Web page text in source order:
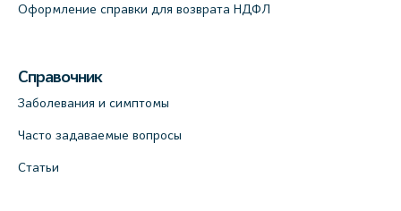
Оформление справки для возврата НДФЛ
Справочник
Заболевания и симптомы
Часто задаваемые вопросы
Статьи